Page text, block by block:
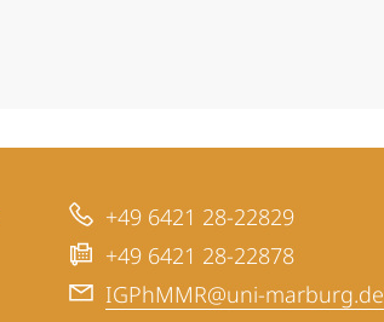
+49 6421 28-22829
+49 6421 28-22878
IGPhMMR@uni-marburg.de